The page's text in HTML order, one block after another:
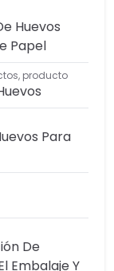
Huevos
Papel
, producto
Para
De
Embalaje Y